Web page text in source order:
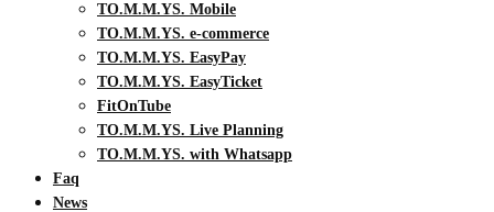
TO.M.M.YS. Mobile
TO.M.M.YS. e-commerce
TO.M.M.YS. EasyPay
TO.M.M.YS. EasyTicket
FitOnTube
TO.M.M.YS. Live Planning
TO.M.M.YS. with Whatsapp
Faq
News